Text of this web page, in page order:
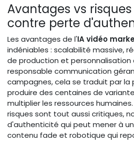
Avantages vs
contre perte
Les avantages de l'IA vidéo
indéniables : scalabilité massive,
de production et personnalisation
responsable communication
campagnes, cela se traduit par la
produire des centaines de
multiplier les ressources
risques sont tout aussi critiques,
d'authenticité qui peut mener à un
contenu fade et robotique qui